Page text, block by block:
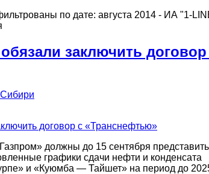
по дате: августа 2014 - ИА "1-
заключить договор
должны до 15 сентября представить
графики сдачи нефти и конденсата
и «Куюмба — Тайшет» на период до